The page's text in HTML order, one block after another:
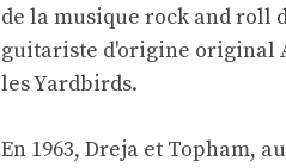
de la musique rock and roll
guitariste d'origine original
les Yardbirds.
En 1963, Dreja et Topham,